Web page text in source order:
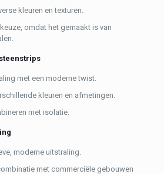
kleuren en texturen.
omdat het gemaakt is van
met een moderne twist.
kleuren en afmetingen.
met isolatie.
moderne uitstraling.
met commerciële gebouwen